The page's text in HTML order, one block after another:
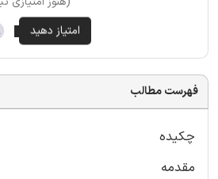
فهرست مطالب
چکیده
مقدمه